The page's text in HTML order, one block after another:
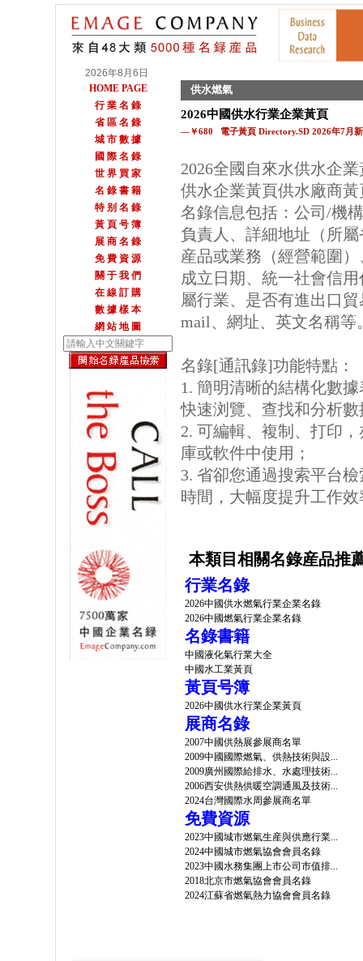
2026年8月6日
HOME PAGE
行 業 名 錄
省 區 名 錄
城 市 數 據
國 際 名 錄
世 界 買 家
名 錄 書 籍
特 别 名 錄
黃 頁 号 簿
展 商 名 錄
免 費 資 源
關 于 我 們
在 線 訂 購
數 據 樣 本
網 站 地 圖
供水燃氣
2026中國供水行業企業黃頁
—￥680 電子黃頁 Directory.SD 2026年7月
2026全國自來水供水企
供水企業黃頁供水廠商
名錄信息包括：公司/機
負責人、詳細地址（所
産品或業務（經營範圍
成立日期、統一社會信
屬行業、是否有進出口
mail、網址、英文名稱等
名錄[通訊錄]功能特點：
1. 簡明清晰的結構化數
快速浏覽、查找和分析數
2. 可編輯、複制、打印
庫或軟件中使用；
3. 省卻您通過搜索平台
時間，大幅度提升工作效
本類目相關名錄産品推
行業名錄
2026中國供水燃氣行業企業名錄
2026中國燃氣行業企業名錄
名錄書籍
中國液化氣行業大全
中國水工業黃頁
黃頁号簿
2026中國供水行業企業黃頁
展商名錄
2007中國供熱展參展商名單
2009中國國際燃氣、供熱技術與設...
2009廣州國際給排水、水處理技術...
2006西安供熱供暖空調通風及技術...
2024台灣國際水周參展商名單
免費資源
2023中國城市燃氣生産與供應行業...
2024中國城市燃氣協會會員名錄
2023中國水務集團上市公司市值排...
2018北京市燃氣協會會員名錄
2024江蘇省燃氣熱力協會會員名錄